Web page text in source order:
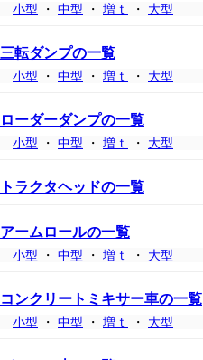
小型 ・ 中型 ・ 増ｔ ・ 大型
三転ダンプの一覧
小型 ・ 中型 ・ 増ｔ ・ 大型
ローダーダンプの一覧
小型 ・ 中型 ・ 増ｔ ・ 大型
トラクタヘッドの一覧
アームロールの一覧
小型 ・ 中型 ・ 増ｔ ・ 大型
コンクリートミキサー車の一覧
小型 ・ 中型 ・ 増ｔ ・ 大型